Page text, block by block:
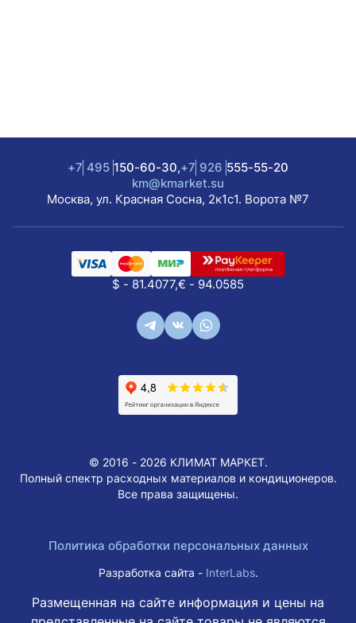
+7 495 150-60-30,+7 926 555-55-20
km@kmarket.su
Москва, ул. Красная Сосна, 2к1с1. Ворота №7
$ - 81.4077,€ - 94.0585
© 2016 - 2026 КЛИМАТ МАРКЕТ.
Полный спектр расходных материалов и кондиционеров.
Все права защищены.
Политика обработки персональных данных
Разработка сайта - InterLabs.
Размещенная на сайте информация и цены на